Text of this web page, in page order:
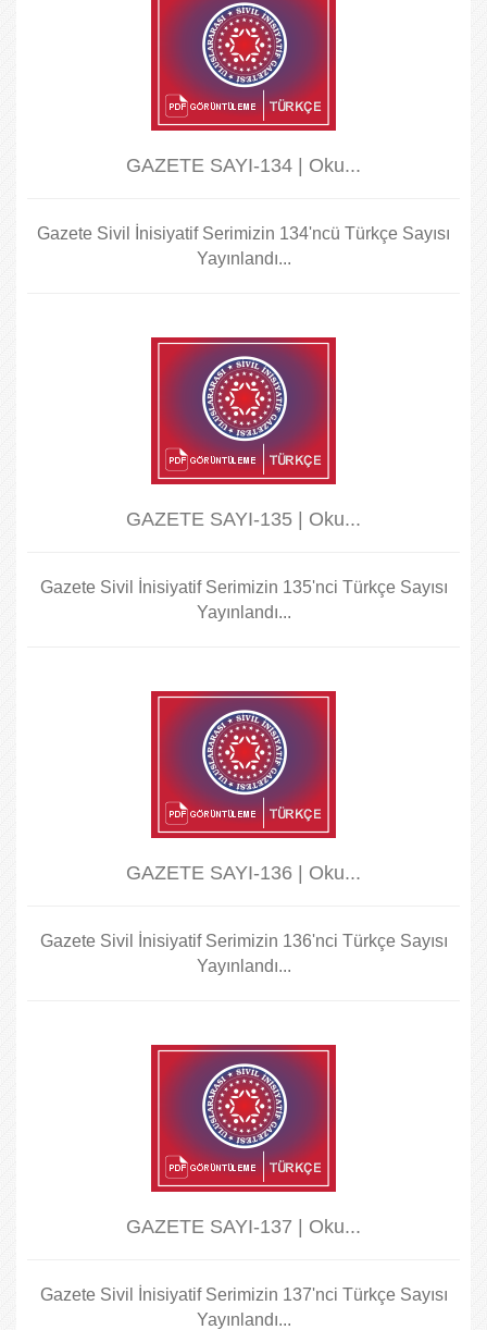
GAZETE SAYI-134 | Oku...
Gazete Sivil İnisiyatif Serimizin 134'ncü Türkçe Sayısı
Yayınlandı...
GAZETE SAYI-135 | Oku...
Gazete Sivil İnisiyatif Serimizin 135'nci Türkçe Sayısı
Yayınlandı...
GAZETE SAYI-136 | Oku...
Gazete Sivil İnisiyatif Serimizin 136'nci Türkçe Sayısı
Yayınlandı...
GAZETE SAYI-137 | Oku...
Gazete Sivil İnisiyatif Serimizin 137'nci Türkçe Sayısı
Yayınlandı...